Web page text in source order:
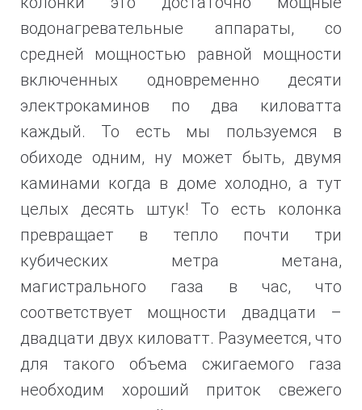
водонагревательные аппараты, со
средней мощностью равной мощности
включенных одновременно десяти
электрокаминов по два киловатта
каждый. То есть мы пользуемся в
обиходе одним, ну может быть, двумя
каминами когда в доме холодно, а тут
целых десять штук! То есть колонка
превращает в тепло почти три
кубических метра метана,
магистрального газа в час, что
соответствует мощности двадцати –
двадцати двух киловатт. Разумеется, что
для такого объема сжигаемого газа
необходим хороший приток свежего